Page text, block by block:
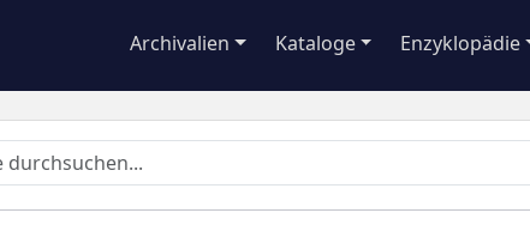
Archivalien Kataloge Enzyklopädie